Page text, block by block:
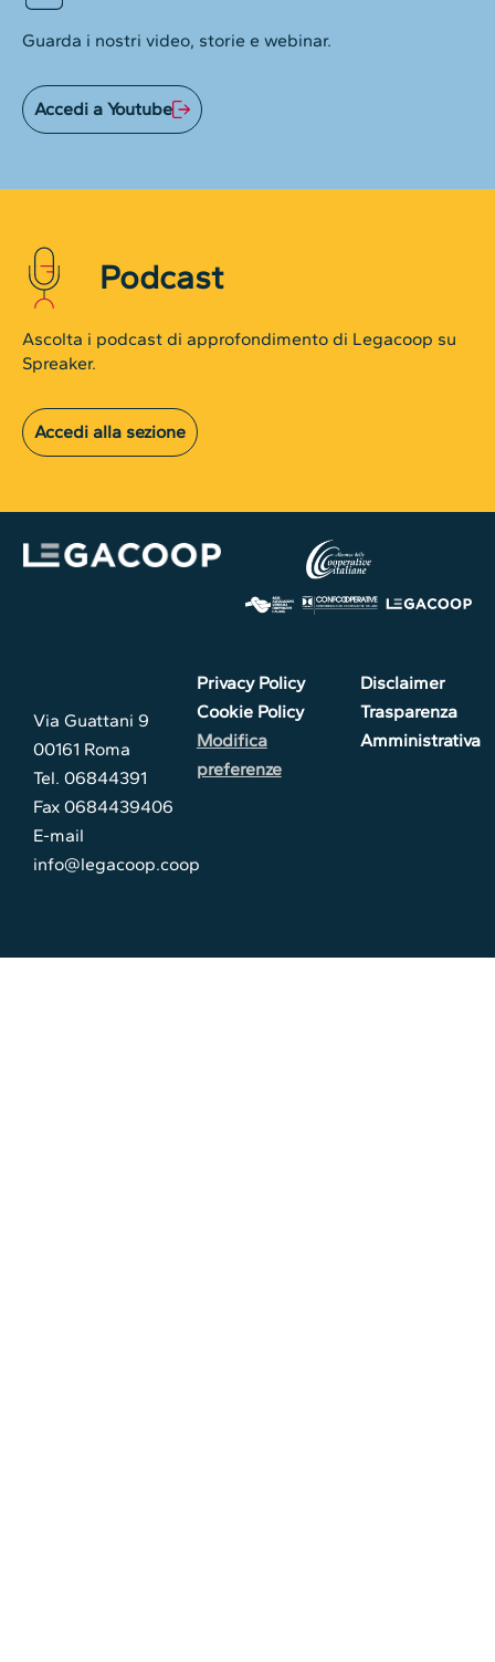
Guarda i nostri video, storie e webinar.
Accedi a Youtube
Podcast
Ascolta i podcast di approfondimento di Legacoop su
Spreaker.
Accedi alla sezione
Via Guattani 9
00161 Roma
Tel. 06844391
Fax 0684439406
E-mail
info@legacoop.coop
Privacy Policy
Cookie Policy
Modifica
preferenze
Disclaimer
Trasparenza
Amministrativa